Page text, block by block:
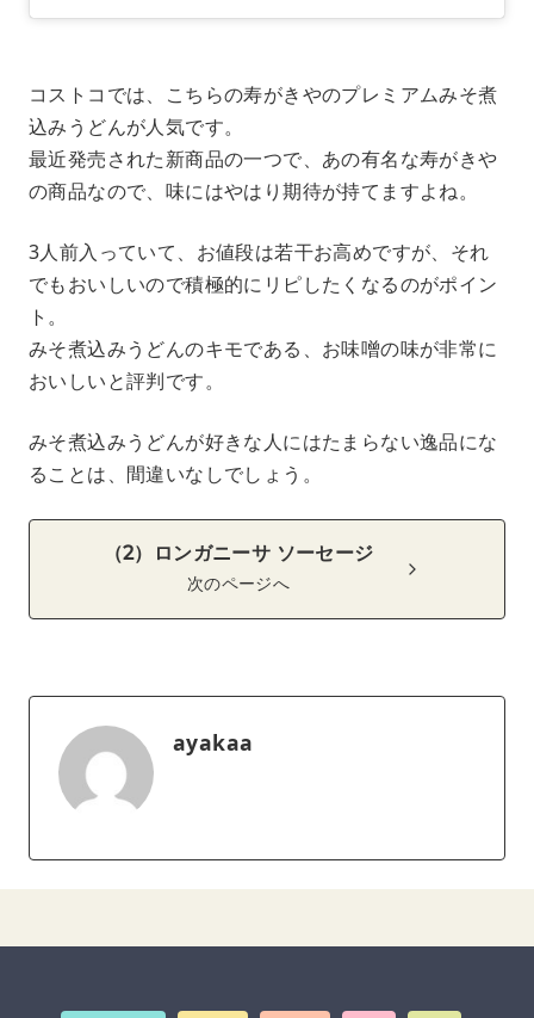
コストコでは、こちらの寿がきやのプレミアムみそ煮
込みうどんが人気です。
最近発売された新商品の一つで、あの有名な寿がきや
の商品なので、味にはやはり期待が持てますよね。
3人前入っていて、お値段は若干お高めですが、それ
でもおいしいので積極的にリピしたくなるのがポイン
ト。
みそ煮込みうどんのキモである、お味噌の味が非常に
おいしいと評判です。
みそ煮込みうどんが好きな人にはたまらない逸品にな
ることは、間違いなしでしょう。
（2）ロンガニーサ ソーセージ
次のページへ
ayakaa